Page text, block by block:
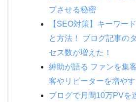
プさせる秘密
【SEO対策】キーワー
と方法！ ブログ記事の
セス数が増えた！
紳助が語る ファンを集
客やリピーターを増やす
ブログで月間10万PVを